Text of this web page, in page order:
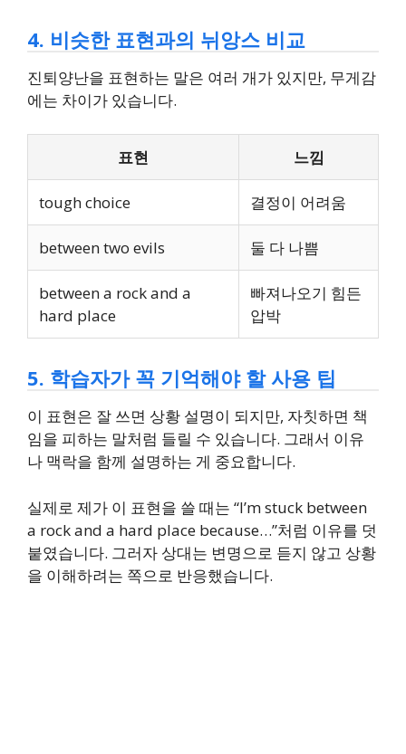
4. 비슷한 표현과의 뉘앙스 비교
진퇴양난을 표현하는 말은 여러 개가 있지만, 무게감
에는 차이가 있습니다.
표현 느낌
tough choice 결정이 어려움
between two evils 둘 다 나쁨
between a rock and a
hard place
빠져나오기 힘든
압박
5. 학습자가 꼭 기억해야 할 사용 팁
이 표현은 잘 쓰면 상황 설명이 되지만, 자칫하면 책
임을 피하는 말처럼 들릴 수 있습니다. 그래서 이유
나 맥락을 함께 설명하는 게 중요합니다.
실제로 제가 이 표현을 쓸 때는 “I’m stuck between
a rock and a hard place because…”처럼 이유를 덧
붙였습니다. 그러자 상대는 변명으로 듣지 않고 상황
을 이해하려는 쪽으로 반응했습니다.